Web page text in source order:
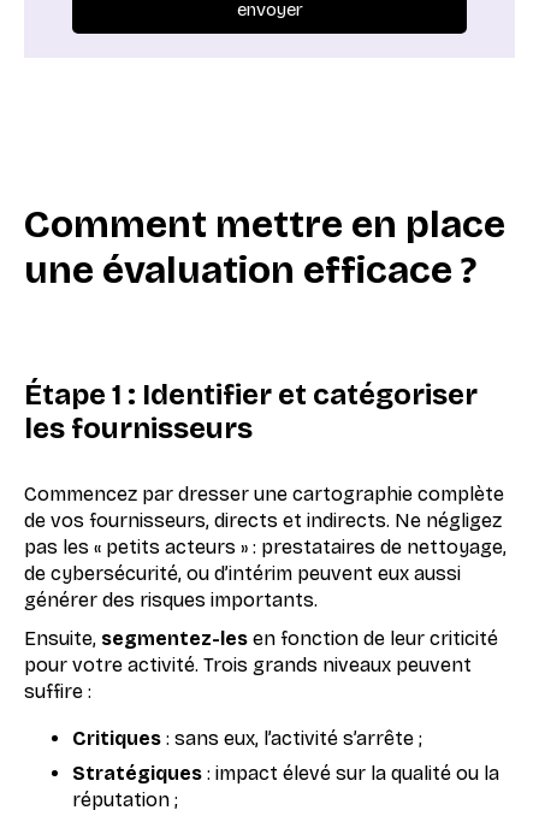
Comment mettre en place
une évaluation efficace ?
Étape 1 : Identifier et catégoriser
les fournisseurs
Commencez par dresser une cartographie complète
de vos fournisseurs, directs et indirects. Ne négligez
pas les « petits acteurs » : prestataires de nettoyage,
de cybersécurité, ou d’intérim peuvent eux aussi
générer des risques importants.
Ensuite, segmentez-les en fonction de leur criticité
pour votre activité. Trois grands niveaux peuvent
suffire :
Critiques : sans eux, l’activité s’arrête ;
Stratégiques : impact élevé sur la qualité ou la
réputation ;